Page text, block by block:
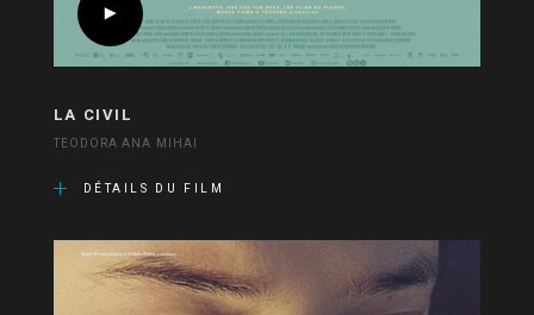
LA CIVIL
TEODORA ANA MIHAI
DÉTAILS DU FILM